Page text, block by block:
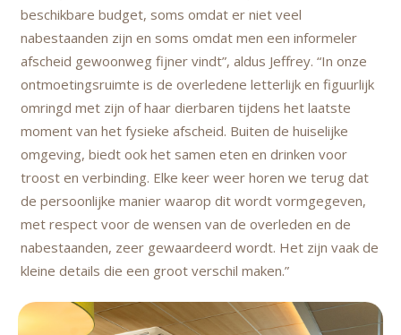
beschikbare budget, soms omdat er niet veel
nabestaanden zijn en soms omdat men een informeler
afscheid gewoonweg fijner vindt”, aldus Jeffrey. “In onze
ontmoetingsruimte is de overledene letterlijk en figuurlijk
omringd met zijn of haar dierbaren tijdens het laatste
moment van het fysieke afscheid. Buiten de huiselijke
omgeving, biedt ook het samen eten en drinken voor
troost en verbinding. Elke keer weer horen we terug dat
de persoonlijke manier waarop dit wordt vormgegeven,
met respect voor de wensen van de overleden en de
nabestaanden, zeer gewaardeerd wordt. Het zijn vaak de
kleine details die een groot verschil maken.”